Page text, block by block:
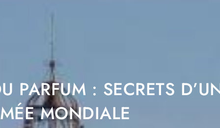
PARFUM : SECRETS
MONDIALE